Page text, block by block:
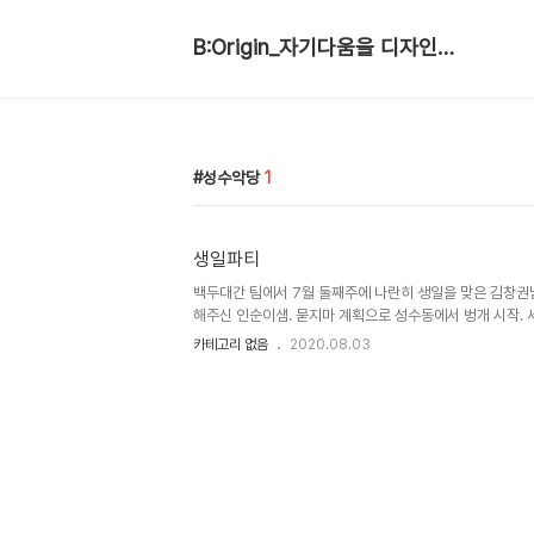
B:Origin_자기다움을 디자인합니다
성수악당 1
생일파티
백두대간 팀에서 7월 둘째주에 나란히 생일을 맞은 김창권
해주신 인순이샘. 묻지마 계획으로 성수동에서 벙개 시작.
택했는데 알고 보니 좀비가 나옴... 우어어~~~!!!! 피칠갑한
카테고리 없음 2020.08.03